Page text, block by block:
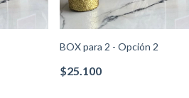
BOX para 2 - Opción 2
$25.100